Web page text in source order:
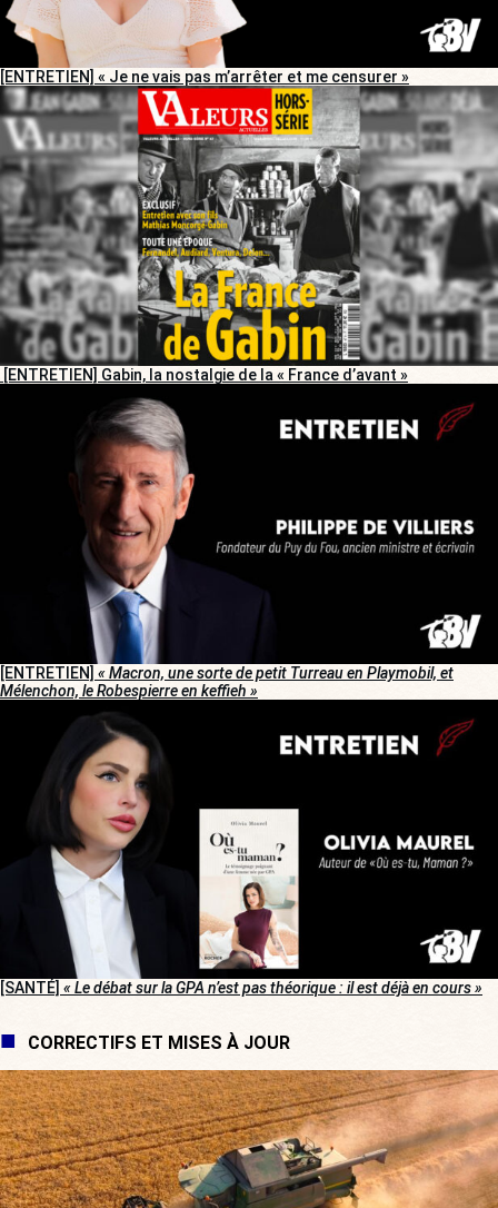
[ENTRETIEN] « Je ne vais pas m’arrêter et me censurer »
[ENTRETIEN] Gabin, la nostalgie de la « France d’avant »
[ENTRETIEN] « Macron, une sorte de petit Turreau en Playmobil, et
Mélenchon, le Robespierre en keffieh »
[SANTÉ] « Le débat sur la GPA n’est pas théorique : il est déjà en cours »
CORRECTIFS ET MISES À JOUR